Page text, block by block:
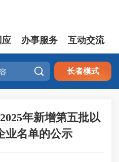
应 办事服务 互动交流
 长者模式
年新增第五批以
业名单的公示